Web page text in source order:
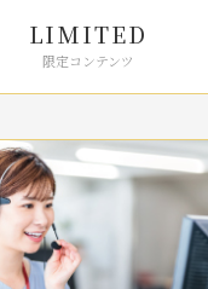
LIMITED
限定コンテンツ